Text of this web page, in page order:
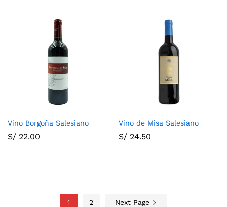
Vino Borgoña Salesiano
S/ 22.00
Vino de Misa Salesiano
S/ 24.50
1 2 Next Page